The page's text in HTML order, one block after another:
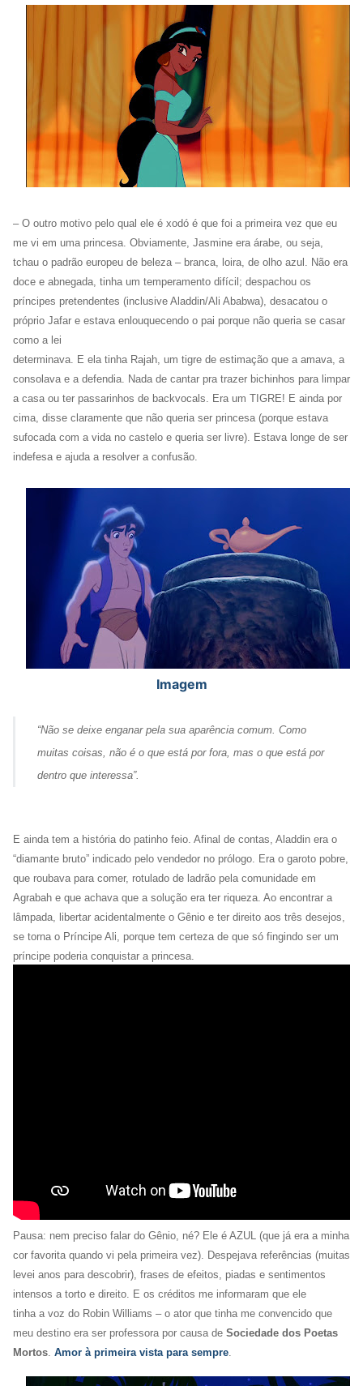
– O outro motivo pelo qual ele é xodó é que foi a primeira vez que eu
me vi em uma princesa. Obviamente, Jasmine era árabe, ou seja,
tchau o padrão europeu de beleza – branca, loira, de olho azul. Não era
doce e abnegada, tinha um temperamento difícil; despachou os
príncipes pretendentes (inclusive Aladdin/Ali Ababwa), desacatou o
próprio Jafar e estava enlouquecendo o pai porque não queria se casar
como a lei
determinava. E ela tinha Rajah, um tigre de estimação que a amava, a
consolava e a defendia. Nada de cantar pra trazer bichinhos para limpar
a casa ou ter passarinhos de backvocals. Era um TIGRE! E ainda por
cima, disse claramente que não queria ser princesa (porque estava
sufocada com a vida no castelo e queria ser livre). Estava longe de ser
indefesa e ajuda a resolver a confusão.
Imagem
“Não se deixe enganar pela sua aparência comum. Como
muitas coisas, não é o que está por fora, mas o que está por
dentro que interessa”.
E ainda tem a história do patinho feio. Afinal de contas, Aladdin era o
“diamante bruto” indicado pelo vendedor no prólogo. Era o garoto pobre,
que roubava para comer, rotulado de ladrão pela comunidade em
Agrabah e que achava que a solução era ter riqueza. Ao encontrar a
lâmpada, libertar acidentalmente o Gênio e ter direito aos três desejos,
se torna o Príncipe Ali, porque tem certeza de que só fingindo ser um
príncipe poderia conquistar a princesa.
Pausa: nem preciso falar do Gênio, né? Ele é AZUL (que já era a minha
cor favorita quando vi pela primeira vez). Despejava referências (muitas
levei anos para descobrir), frases de efeitos, piadas e sentimentos
intensos a torto e direito. E os créditos me informaram que ele
tinha a voz do Robin Williams – o ator que tinha me convencido que
meu destino era ser professora por causa de Sociedade dos Poetas
Mortos Amor à primeira vista para sempre